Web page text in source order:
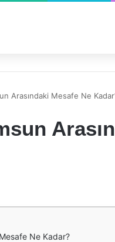
Arasındaki Mesafe Ne
Ne Kadar?